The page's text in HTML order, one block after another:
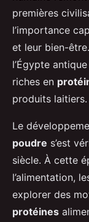
premières
l’importance
et leur bien-
l’Égypte
riches en
produits laitiers.
Le
poudre s’est
siècle. À cette
l’alimentation,
explorer des
protéines